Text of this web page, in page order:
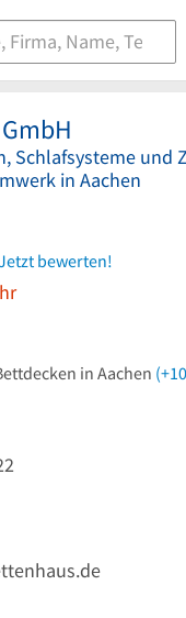
Schlafsysteme und
in Aachen
bewerten!
in Aachen